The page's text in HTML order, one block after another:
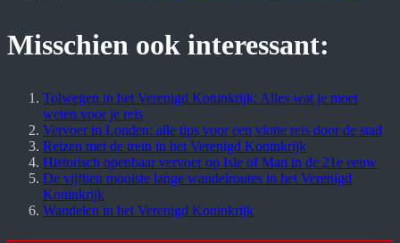
Misschien ook interessant:
Tolwegen in het Verenigd Koninkrijk: Alles wat je moet
weten voor je reis
Vervoer in Londen: alle tips voor een vlotte reis door de stad
Reizen met de trein in het Verenigd Koninkrijk
Historisch openbaar vervoer op Isle of Man in de 21e eeuw
De vijftien mooiste lange wandelroutes in het Verenigd
Koninkrijk
Wandelen in het Verenigd Koninkrijk